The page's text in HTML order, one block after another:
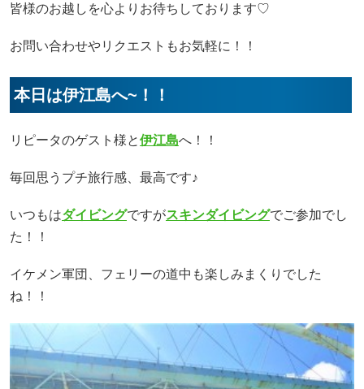
皆様のお越しを心よりお待ちしております♡
お問い合わせやリクエストもお気軽に！！
本日は伊江島へ~！！
リピータのゲスト様と伊江島へ！！
毎回思うプチ旅行感、最高です♪
いつもはダイビングですがスキンダイビングでご参加でし
た！！
イケメン軍団、フェリーの道中も楽しみまくりでした
ね！！